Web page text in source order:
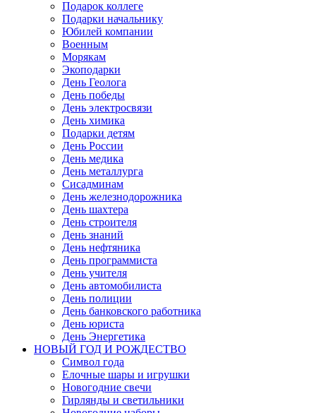
Подарок коллеге
Подарки начальнику
Юбилей компании
Военным
Морякам
Экоподарки
День Геолога
День победы
День электросвязи
День химика
Подарки детям
День России
День медика
День металлурга
Сисадминам
День железнодорожника
День шахтера
День строителя
День знаний
День нефтяника
День программиста
День учителя
День автомобилиста
День полиции
День банковского работника
День юриста
День Энергетика
НОВЫЙ ГОД И РОЖДЕСТВО
Символ года
Елочные шары и игрушки
Новогодние свечи
Гирлянды и светильники